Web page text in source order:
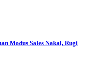
Modus Sales Nakal, Rugi